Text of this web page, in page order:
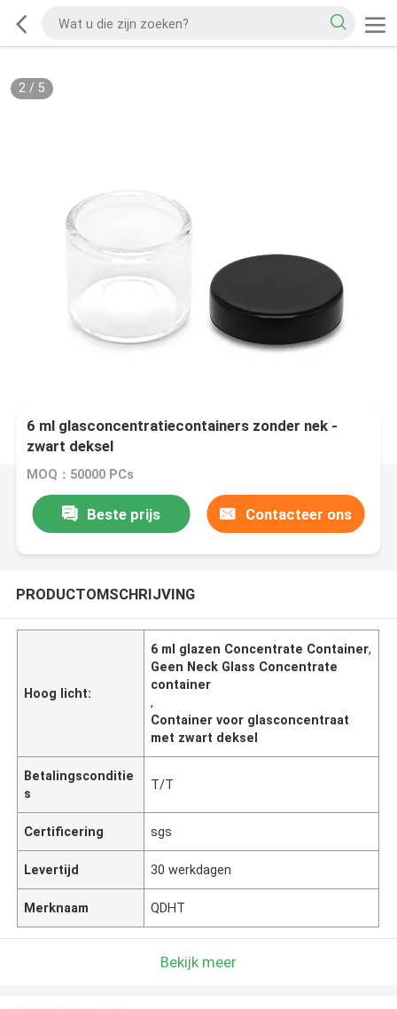
2/ 5
6 ml glasconcentratiecontainers zonder nek -
zwart deksel
MOQ：50000 PCs
Beste prijs Contacteer ons
PRODUCTOMSCHRIJVING
Hoog licht:
6 ml glazen Concentrate Container,
Geen Neck Glass Concentrate
container
,
Container voor glasconcentraat
met zwart deksel
Betalingsconditie
s
T/T
Certificering sgs
Levertijd 30 werkdagen
Merknaam QDHT
Bekijk meer